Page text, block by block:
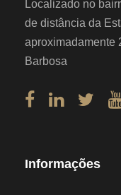
Localizado no
de distância da
aproximadamente
Barbosa
Informações